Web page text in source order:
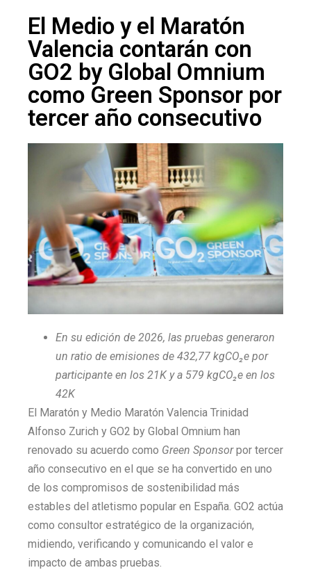
El Medio y el Maratón
Valencia contarán con
GO2 by Global Omnium
como Green Sponsor por
tercer año consecutivo
En su edición de 2026, las pruebas generaron
un ratio de emisiones de 432,77 kgCO₂e por
participante en los 21K y a 579 kgCO₂e en los
42K
El Maratón y Medio Maratón Valencia Trinidad
Alfonso Zurich y GO2 by Global Omnium han
renovado su acuerdo como Green Sponsorpor tercer
año consecutivo en el que se ha convertido en uno
de los compromisos de sostenibilidad más
estables del atletismo popular en España. GO2 actúa
como consultor estratégico de la organización,
midiendo, verificando y comunicando el valor e
impacto de ambas pruebas.